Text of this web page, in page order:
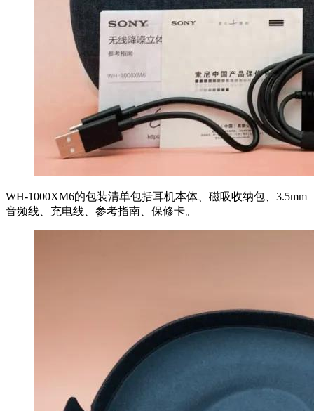
WH-1000XM6的包装清单包括耳机本体、磁吸收纳包、3.5mm
音频线、充电线、参考指南、保修卡。